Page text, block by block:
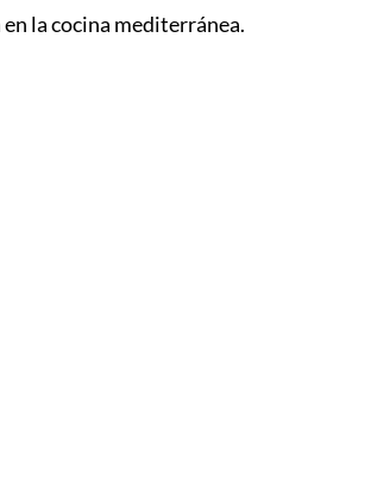
la cocina mediterránea.